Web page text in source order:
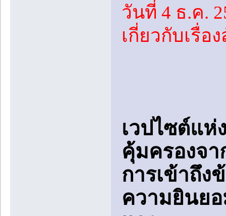
วันที่ 4 ธ.ค.
เกี่ยวกับเรื่อ
เวปไซต์แ
คุ้มครองจา
การเข้าถึง
ความยินย